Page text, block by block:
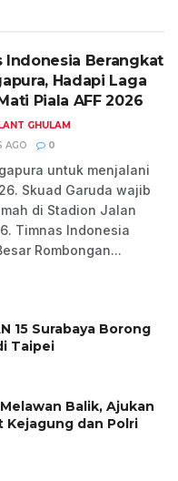
Indonesia Berangkat
Hadapi Laga
Piala AFF 2026
GHULAM
AGO
0
untuk menjalani
Skuad Garuda wajib
di Stadion Jalan
Timnas Indonesia
Rombongan...
15 Surabaya Borong
Taipei
Balik, Ajukan
Kejagung dan Polri